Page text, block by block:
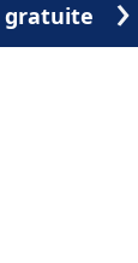
gratuite